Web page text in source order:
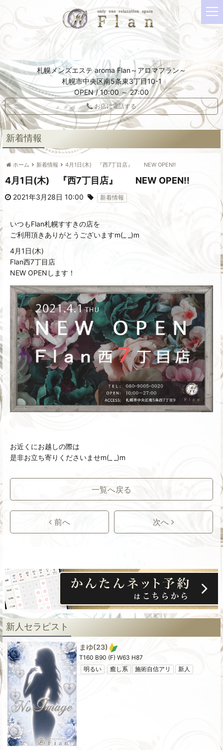
札幌メンズエステ aroma Flan～アロマフラン～
札幌市中央区南5条東3丁目10-1
OPEN / 10:00 ～ 27:00
お店に電話する
新着情報
ホーム 新着情報 4月1日(木) 『西7丁目店』 NEW OPEN!!
4月1日(木) 『西7丁目店』 NEW OPEN!!
2021年3月28日 10:00 新着情報
いつもFlan札幌すすきの店を
ご利用頂きありがとうございますm(_ _)m
4月1日(木)
Flan西7丁目店
NEW OPENします！
お近くにお越しの際は
是非お立ち寄りくださいませm(_ _)m
前へ
一覧へ戻る
次へ
新人セラピスト
しおん
T167 B88 (G) W59 H85
癒し系
未経験 施術自信アリ
t
o
e
n
a
v
i
g
a
i